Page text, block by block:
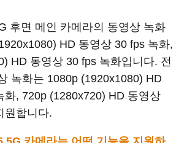
후면 메인 카메라의 동영상 녹화
HD 동영상 30 fps 녹화,
HD 동영상 30 fps 녹화입니다. 전
녹화는 1080p (1920x1080) HD
화, 720p (1280x720) HD 동영상
원합니다.